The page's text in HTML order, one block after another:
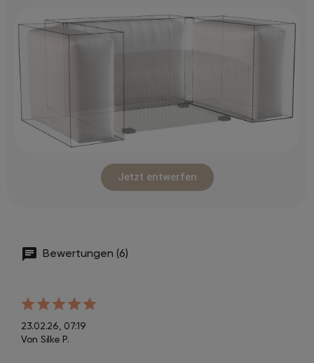
Jetzt entwerfen
Bewertungen (6)
23.02.26, 07:19
Von Silke P.